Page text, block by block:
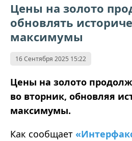
Цены на золото
обновлять
максимумы
16 Сентября 2025 15:22
Цены на золото
во вторник, обновляя
максимумы.
Как сообщает